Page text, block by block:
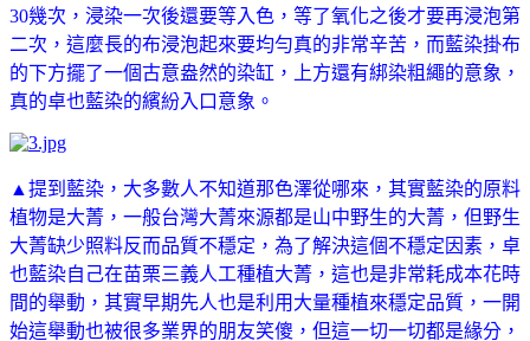
30幾次，浸染一次後還要等入色，等了氧化之後才要再浸泡第
二次，這麼長的布浸泡起來要均勻真的非常辛苦，而藍染掛布
的下方擺了一個古意盎然的染缸，上方還有綁染粗繩的意象，
真的卓也藍染的繽紛入口意象。
▲提到藍染，大多數人不知道那色澤從哪來，其實藍染的原料
植物是大菁，一般台灣大菁來源都是山中野生的大菁，但野生
大菁缺少照料反而品質不穩定，為了解決這個不穩定因素，卓
也藍染自己在苗栗三義人工種植大菁，這也是非常耗成本花時
間的舉動 ，其實早期先人也是利用大量種植來穩定品質 ，一開
始這舉動也被很多業界的朋友笑傻，但這一切一切都是緣分，